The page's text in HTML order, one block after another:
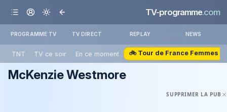
TV-programme.com
PROGRAMME TV TV DIRECT REPLAY NEWS
TNT TV ce soir En ce moment 🚲 Tour de France Femmes
McKenzie Westmore
SUPPRIMER LA PUB